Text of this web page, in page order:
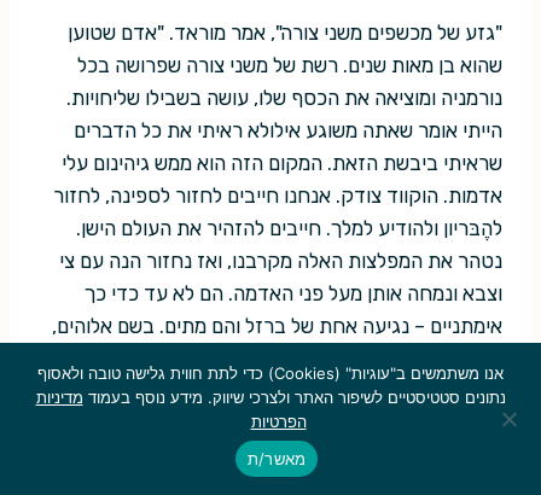
"גזע של מכשפים משני צורה", אמר מוראד. "אדם שטוען
שהוא בן מאות שנים. רשת של משני צורה שפרושה בכל
נורמניה ומוציאה את הכסף שלו, עושה בשבילו שליחויות.
הייתי אומר שאתה משוגע אילולא ראיתי את כל הדברים
שראיתי ביבשת הזאת. המקום הזה הוא ממש גיהינום עלי
אדמות. הוקווד צודק. אנחנו חייבים לחזור לספינה, לחזור
להֶבּריון ולהודיע למלך. חייבים להזהיר את העולם הישן.
נטהר את המפלצות האלה מקרבנו, ואז נחזור הנה עם צי
וצבא ונמחה אותן מעל פני האדמה. הם לא עד כדי כך
אימתניים – נגיעה אחת של ברזל והם מתים. בשם אלוהים,
ארקבוזאים הבריוניים".
להוקווד התברר שלשם שינוי הוא מסכים לגמרי עם האציל
הכחוש. אבל ברדולין נראה מוטרד.
אנו משתמשים ב"עוגיות" (Cookies) כדי לתת חווית גלישה טובה ולאסוף
נתונים סטטיסטיים לשיפור האתר ולצרכי שיווק. מידע נוסף בעמוד מדיניות
הפרטיות
מאשר/ת